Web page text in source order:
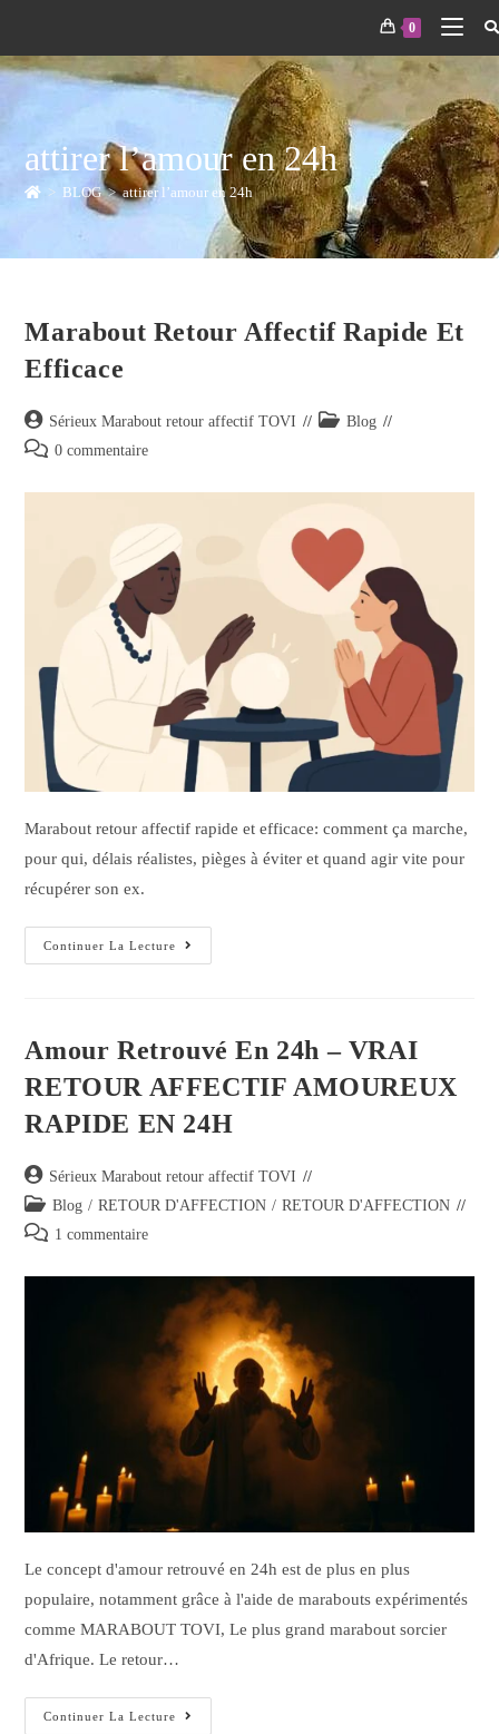
0
attirer l’amour en 24h
> BLOG > attirer l’amour en 24h
Marabout Retour Affectif Rapide Et
Efficace
Sérieux Marabout retour affectif TOVI
Blog
0 commentaire
Marabout retour affectif rapide et efficace: comment ça marche,
pour qui, délais réalistes, pièges à éviter et quand agir vite pour
récupérer son ex.
Continuer La Lecture
Amour Retrouvé En 24h – VRAI
RETOUR AFFECTIF AMOUREUX
RAPIDE EN 24H
Sérieux Marabout retour affectif TOVI
Blog / RETOUR D'AFFECTION / RETOUR D'AFFECTION
1 commentaire
Le concept d'amour retrouvé en 24h est de plus en plus
populaire, notamment grâce à l'aide de marabouts expérimentés
comme MARABOUT TOVI, Le plus grand marabout sorcier
d'Afrique. Le retour…
Continuer La Lecture